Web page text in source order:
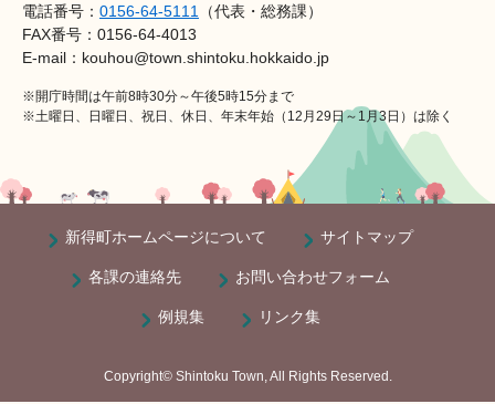
電話番号： 0156-64-5111
（代表・総務課）
FAX番号：0156-64-4013
E-mail：kouhou@town.shintoku.hokkaido.jp
※開庁時間は午前8時30分～午後5時15分まで
※土曜日、日曜日、祝日、休日、年末年始（12月29日～1月3日）は除く
新得町ホームページについて サイトマップ
各課の連絡先 お問い合わせフォーム
例規集 リンク集
Copyright© Shintoku Town, All Rights Reserved.